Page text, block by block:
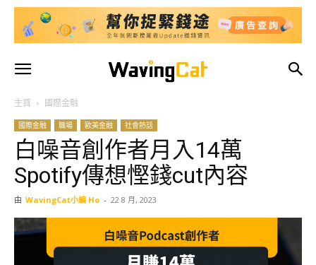
主頁 國際金融
國際金融 職場 歐美金融 社會熱話
白噪音創作者月入14萬
Spotify傳想慳錢cut內容
由 WavingCat小編 Ho - 22 8 月, 2023